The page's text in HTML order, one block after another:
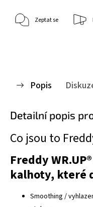
Zeptat se
Popis
Detailní popis
Co jsou to
Freddy
kalhoty, které
Smoothing /